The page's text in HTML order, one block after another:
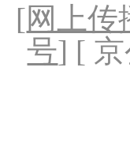
[网上传
号] [ 京